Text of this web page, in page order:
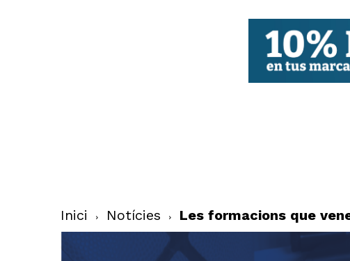
Inici Notícies Les formacions que